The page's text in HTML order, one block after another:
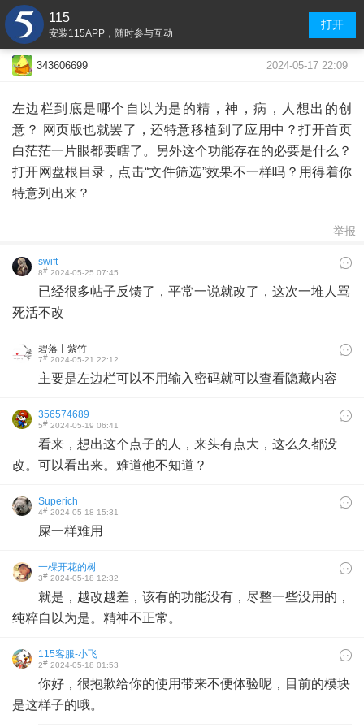
115
安装115APP，随时参与互动
打开
343606699 2024-05-17 22:09
左边栏到底是哪个自以为是的精，神，病，人想出的创
意？ 网页版也就罢了，还特意移植到了应用中？打开首页
白茫茫一片眼都要瞎了。另外这个功能存在的必要是什么？
打开网盘根目录，点击“文件筛选”效果不一样吗？用得着你
特意列出来？
举报
swift
8# 2024-05-25 07:45
已经很多帖子反馈了，平常一说就改了，这次一堆人骂
死活不改
碧落丨紫竹
7# 2024-05-21 22:12
主要是左边栏可以不用输入密码就可以查看隐藏内容
356574689
5# 2024-05-19 06:41
看来，想出这个点子的人，来头有点大，这么久都没
改。可以看出来。难道他不知道？
Superich
4# 2024-05-18 15:31
屎一样难用
一棵开花的树
3# 2024-05-18 12:32
就是，越改越差，该有的功能没有，尽整一些没用的，
纯粹自以为是。精神不正常。
115客服-小飞
2# 2024-05-18 01:53
你好，很抱歉给你的使用带来不便体验呢，目前的模块
是这样子的哦。